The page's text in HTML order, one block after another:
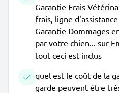
Garantie Frais
frais, ligne
Garantie Dommages
par votre chien... sur
tout ceci est inclus
quel est le coût de la
garde peuvent être